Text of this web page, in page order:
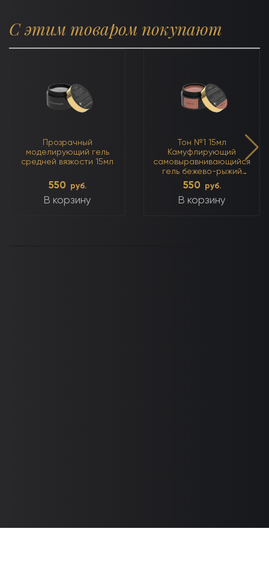
С этим товаром покупают
Прозрачный
моделирующий гель
средней вязкости 15мл
550 руб.
В корзину
Тон №1 15мл
Камуфлирующий
самовыравнивающийся
гель бежево-рыжий
(тёплый)
550 руб.
В корзину